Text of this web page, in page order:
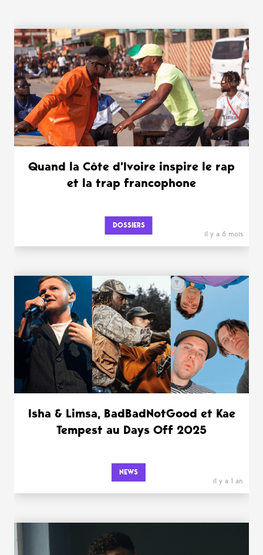
WANT MORE ?
Quand la Côte d’Ivoire inspire le rap
et la trap francophone
DOSSIERS
il y a 6 mois
Isha & Limsa, BadBadNotGood et Kae
Tempest au Days Off 2025
NEWS
il y a 1 an